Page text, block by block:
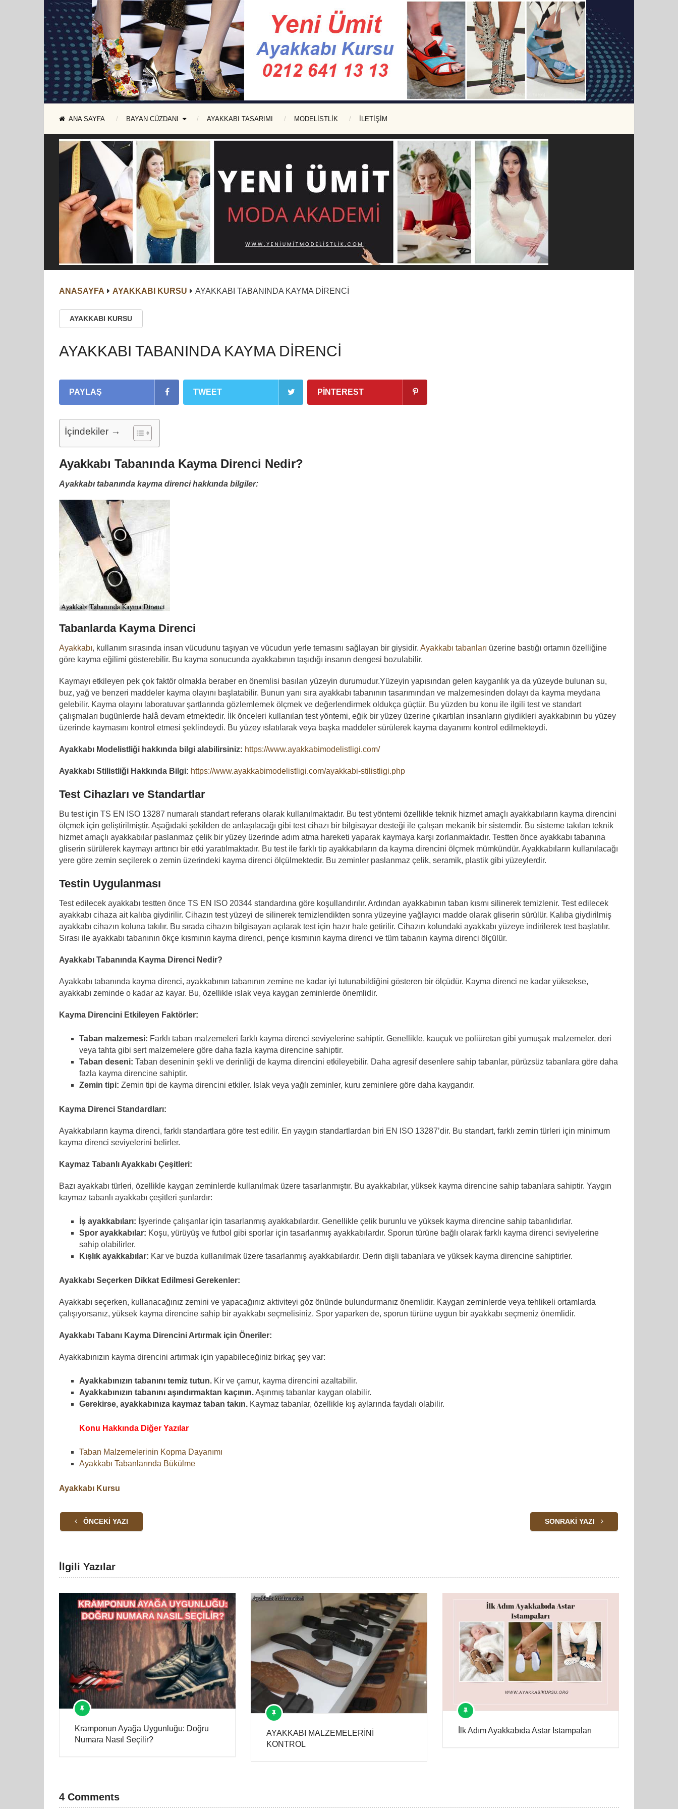
ANA SAYFA BAYAN CÜZDANI AYAKKABI TASARIMI MODELISTLIK İLETİŞİM
ANASAYFA AYAKKABI KURSU AYAKKABI TABANINDA KAYMA DİRENCİ
AYAKKABI KURSU
AYAKKABI TABANINDA KAYMA DİRENCİ
PAYLAŞ TWEET PINTEREST
İçindekiler →
Ayakkabı Tabanında Kayma Direnci Nedir?
Ayakkabı tabanında kayma direnci hakkında bilgiler:
Tabanlarda Kayma Direnci
Ayakkabı, kullanım sırasında insan vücudunu taşıyan ve vücudun yerle temasını sağlayan bir giysidir. Ayakkabı tabanları üzerine bastığı ortamın özelliğine
göre kayma eğilimi gösterebilir. Bu kayma sonucunda ayakkabının taşıdığı insanın dengesi bozulabilir.
Kaymayı etkileyen pek çok faktör olmakla beraber en önemlisi basılan yüzeyin durumudur.Yüzeyin yapısından gelen kayganlık ya da yüzeyde bulunan su,
buz, yağ ve benzeri maddeler kayma olayını başlatabilir. Bunun yanı sıra ayakkabı tabanının tasarımından ve malzemesinden dolayı da kayma meydana
gelebilir. Kayma olayını laboratuvar şartlarında gözlemlemek ölçmek ve değerlendirmek oldukça güçtür. Bu yüzden bu konu ile ilgili test ve standart
çalışmaları bugünlerde halâ devam etmektedir. İlk önceleri kullanılan test yöntemi, eğik bir yüzey üzerine çıkartılan insanların giydikleri ayakkabının bu yüzey
üzerinde kaymasını kontrol etmesi şeklindeydi. Bu yüzey ıslatılarak veya başka maddeler sürülerek kayma dayanımı kontrol edilmekteydi.
Ayakkabı Modelistliği hakkında bilgi alabilirsiniz: https://www.ayakkabimodelistligi.com/
Ayakkabı Stilistliği Hakkında Bilgi: https://www.ayakkabimodelistligi.com/ayakkabi-stilistligi.php
Test Cihazları ve Standartlar
Bu test için TS EN ISO 13287 numaralı standart referans olarak kullanılmaktadır. Bu test yöntemi özellikle teknik hizmet amaçlı ayakkabıların kayma direncini
ölçmek için geliştirilmiştir. Aşağıdaki şekilden de anlaşılacağı gibi test cihazı bir bilgisayar desteği ile çalışan mekanik bir sistemdir. Bu sisteme takılan teknik
hizmet amaçlı ayakkabılar paslanmaz çelik bir yüzey üzerinde adım atma hareketi yaparak kaymaya karşı zorlanmaktadır. Testten önce ayakkabı tabanına
gliserin sürülerek kaymayı arttırıcı bir etki yaratılmaktadır. Bu test ile farklı tip ayakkabıların da kayma direncini ölçmek mümkündür. Ayakkabıların kullanılacağı
yere göre zemin seçilerek o zemin üzerindeki kayma direnci ölçülmektedir. Bu zeminler paslanmaz çelik, seramik, plastik gibi yüzeylerdir.
Testin Uygulanması
Test edilecek ayakkabı testten önce TS EN ISO 20344 standardına göre koşullandırılır. Ardından ayakkabının taban kısmı silinerek temizlenir. Test edilecek
ayakkabı cihaza ait kalıba giydirilir. Cihazın test yüzeyi de silinerek temizlendikten sonra yüzeyine yağlayıcı madde olarak gliserin sürülür. Kalıba giydirilmiş
ayakkabı cihazın koluna takılır. Bu sırada cihazın bilgisayarı açılarak test için hazır hale getirilir. Cihazın kolundaki ayakkabı yüzeye indirilerek test başlatılır.
Sırası ile ayakkabı tabanının ökçe kısmının kayma direnci, pençe kısmının kayma direnci ve tüm tabanın kayma direnci ölçülür.
Ayakkabı Tabanında Kayma Direnci Nedir?
Ayakkabı tabanında kayma direnci, ayakkabının tabanının zemine ne kadar iyi tutunabildiğini gösteren bir ölçüdür. Kayma direnci ne kadar yüksekse,
ayakkabı zeminde o kadar az kayar. Bu, özellikle ıslak veya kaygan zeminlerde önemlidir.
Kayma Direncini Etkileyen Faktörler:
Taban malzemesi: Farklı taban malzemeleri farklı kayma direnci seviyelerine sahiptir. Genellikle, kauçuk ve poliüretan gibi yumuşak malzemeler, deri
veya tahta gibi sert malzemelere göre daha fazla kayma direncine sahiptir.
Taban deseni: Taban deseninin şekli ve derinliği de kayma direncini etkileyebilir. Daha agresif desenlere sahip tabanlar, pürüzsüz tabanlara göre daha
fazla kayma direncine sahiptir.
Zemin tipi: Zemin tipi de kayma direncini etkiler. Islak veya yağlı zeminler, kuru zeminlere göre daha kaygandır.
Kayma Direnci Standardları:
Ayakkabıların kayma direnci, farklı standartlara göre test edilir. En yaygın standartlardan biri EN ISO 13287’dir. Bu standart, farklı zemin türleri için minimum
kayma direnci seviyelerini belirler.
Kaymaz Tabanlı Ayakkabı Çeşitleri:
Bazı ayakkabı türleri, özellikle kaygan zeminlerde kullanılmak üzere tasarlanmıştır. Bu ayakkabılar, yüksek kayma direncine sahip tabanlara sahiptir. Yaygın
kaymaz tabanlı ayakkabı çeşitleri şunlardır:
İş ayakkabıları: İşyerinde çalışanlar için tasarlanmış ayakkabılardır. Genellikle çelik burunlu ve yüksek kayma direncine sahip tabanlıdırlar.
Spor ayakkabılar: Koşu, yürüyüş ve futbol gibi sporlar için tasarlanmış ayakkabılardır. Sporun türüne bağlı olarak farklı kayma direnci seviyelerine
sahip olabilirler.
Kışlık ayakkabılar: Kar ve buzda kullanılmak üzere tasarlanmış ayakkabılardır. Derin dişli tabanlara ve yüksek kayma direncine sahiptirler.
Ayakkabı Seçerken Dikkat Edilmesi Gerekenler:
Ayakkabı seçerken, kullanacağınız zemini ve yapacağınız aktiviteyi göz önünde bulundurmanız önemlidir. Kaygan zeminlerde veya tehlikeli ortamlarda
çalışıyorsanız, yüksek kayma direncine sahip bir ayakkabı seçmelisiniz. Spor yaparken de, sporun türüne uygun bir ayakkabı seçmeniz önemlidir.
Ayakkabı Tabanı Kayma Direncini Artırmak için Öneriler:
Ayakkabınızın kayma direncini artırmak için yapabileceğiniz birkaç şey var:
Ayakkabınızın tabanını temiz tutun. Kir ve çamur, kayma direncini azaltabilir.
Ayakkabınızın tabanını aşındırmaktan kaçının.Aşınmış tabanlar kaygan olabilir.
Gerekirse, ayakkabınıza kaymaz taban takın. Kaymaz tabanlar, özellikle kış aylarında faydalı olabilir.
Konu Hakkında Diğer Yazılar
Taban Malzemelerinin Kopma Dayanımı
Ayakkabı Tabanlarında Bükülme
Ayakkabı Kursu
ÖNCEKI YAZI SONRAKI YAZI
İlgili Yazılar
Kramponun Ayağa Uygunluğu: Doğru
Numara Nasıl Seçilir?
AYAKKABI MALZEMELERİNİ
KONTROL
İlk Adım Ayakkabıda Astar Istampaları
4 Comments